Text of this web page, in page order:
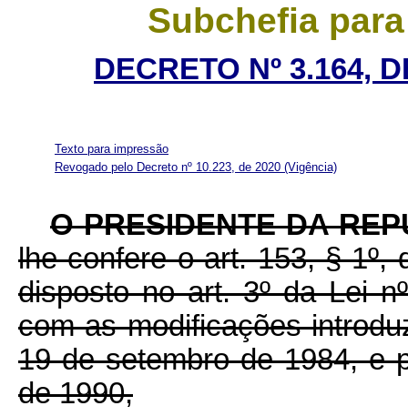
Subchefia
DECRETO Nº 3.164,
Texto para impressão
Revogado pelo Decreto nº 10.223, de 2020 (Vigência)
OPRESIDENTE DA
lhe confere o art. 153, § 1º,
disposto no art. 3º da Lei
com as modificações
19 de setembro de 1984, e
de 1990,